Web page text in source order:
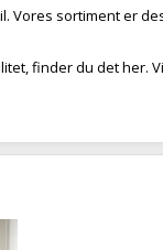
Vores sortiment er
finder du det her.